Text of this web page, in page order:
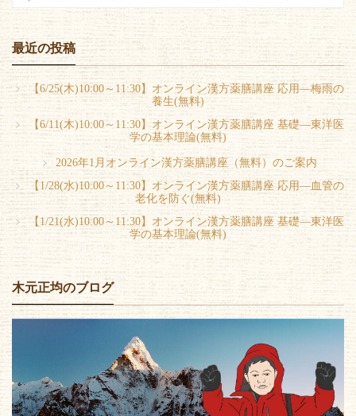
最近の投稿
【6/25(木)10:00～11:30】オンライン漢方薬膳講座 応用―梅雨の
養生(無料)
【6/11(木)10:00～11:30】オンライン漢方薬膳講座 基礎―東洋医
学の基本理論(無料)
2026年1月オンライン漢方薬膳講座（無料）のご案内
【1/28(水)10:00～11:30】オンライン漢方薬膳講座 応用―血管の
老化を防ぐ(無料)
【1/21(水)10:00～11:30】オンライン漢方薬膳講座 基礎―東洋医
学の基本理論(無料)
木元正均のブログ